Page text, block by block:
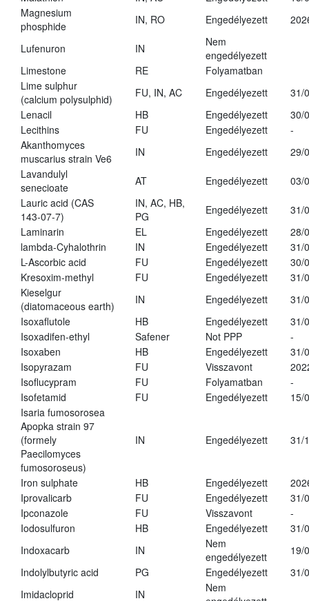
Magnesium
phosphide
IN, RO Engedélyezett
Lufenuron IN
Nem
engedélyezett
Limestone
RE
Folyamatban
Lime sulphur
(calcium polysulphid)
FU, IN, AC Engedélyezett
31/
Lenacil
HB Engedélyezett
30/
Lecithins
FU Engedélyezett
-
Akanthomyces
muscarius strain Ve6
IN Engedélyezett
29/
Lavandulyl
senecioate
AT Engedélyezett
03/
Lauric acid (CAS
143-07-7)
IN, AC, HB,
PG
Engedélyezett
31/
Laminarin
EL Engedélyezett
28/
lambda-Cyhalothrin
IN Engedélyezett
31/
L-Ascorbic acid
FU Engedélyezett
30/
Kresoxim-methyl
FU Engedélyezett
31/
Kieselgur
(diatomaceous earth)
IN Engedélyezett
31/
Isoxaflutole
HB Engedélyezett
31/
Isoxadifen-ethyl
Safener Not PPP
-
Isoxaben
HB Engedélyezett
31/
Isopyrazam
FU Visszavont
Isoflucypram
FU Folyamatban
-
Isofetamid
FU Engedélyezett
15/
Isaria fumosorosea
Apopka strain 97
(formely
Paecilomyces
fumosoroseus)
IN Engedélyezett 31/
Iron sulphate HB Engedélyezett
Iprovalicarb
FU Engedélyezett
31/
Ipconazole
FU Visszavont
-
Iodosulfuron
HB Engedélyezett
31/
Indoxacarb
IN
Nem
engedélyezett
19/
Indolylbutyric acid
PG Engedélyezett
31/
Imidacloprid
IN
Nem